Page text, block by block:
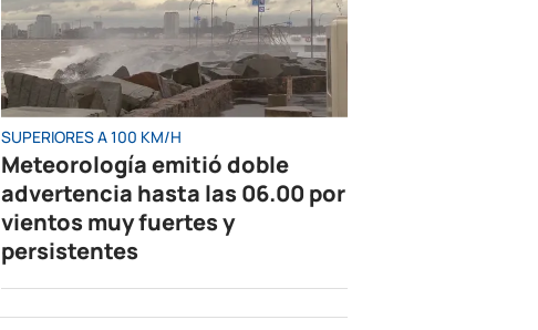
SUPERIORES A 100 KM/H
Meteorología emitió doble
advertencia hasta las 06.00 por
vientos muy fuertes y
persistentes